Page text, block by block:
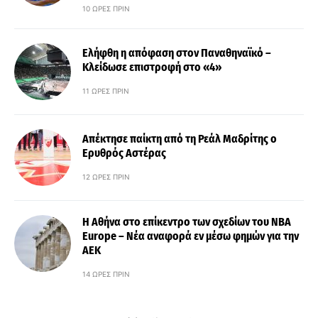
10 ΏΡΕΣ ΠΡΙΝ
Ελήφθη η απόφαση στον Παναθηναϊκό –
Κλείδωσε επιστροφή στο «4»
11 ΏΡΕΣ ΠΡΙΝ
Απέκτησε παίκτη από τη Ρεάλ Μαδρίτης ο
Ερυθρός Αστέρας
12 ΏΡΕΣ ΠΡΙΝ
Η Αθήνα στο επίκεντρο των σχεδίων του NBA
Europe – Νέα αναφορά εν μέσω φημών για την
ΑΕΚ
14 ΏΡΕΣ ΠΡΙΝ